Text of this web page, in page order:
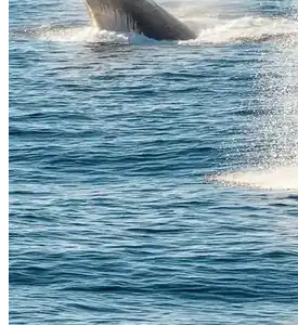
حوّل الصور الحالية باستخدام Imagen-4 للحصول على أنماط جديدة
أو تفاصيل محسّنة أو تنويعات إبداعية.
صورة إلى صورة
أمثلة أوامر مولد Imagen-4 – إلهام إبداعي
للذكاء الاصطناعي
شاهد أمثلة أوامر إبداعية لـ Imagen-4. استكشف كيفية إنشاء صور
واقعية وفنية وتجارية بأفكار بسيطة.
إلهام التصوير الماكرو